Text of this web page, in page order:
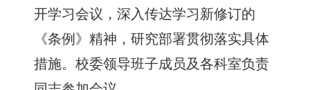
开学习会议，深入传达学习新修订的
《条例》精神，研究部署贯彻落实具体
措施。校委领导班子成员及各科室负责